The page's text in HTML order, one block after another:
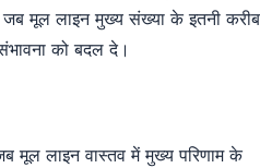
मूल लाइन मुख्य संख्या के इतनी करीब
को बदल दे।
मूल लाइन वास्तव में मुख्य परिणाम के